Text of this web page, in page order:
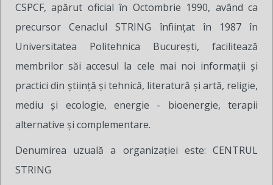
CSPCF, apărut oficial în Octombrie 1990, având ca
precursor Cenaclul STRING înfiinţat în 1987 în
Universitatea Politehnica București, facilitează
membrilor săi accesul la cele mai noi informaţii şi
practici din ştiinţă şi tehnică, literatură şi artă, religie,
mediu şi ecologie, energie - bioenergie, terapii
alternative şi complementare.
Denumirea uzuală a organizației este: CENTRUL
STRING